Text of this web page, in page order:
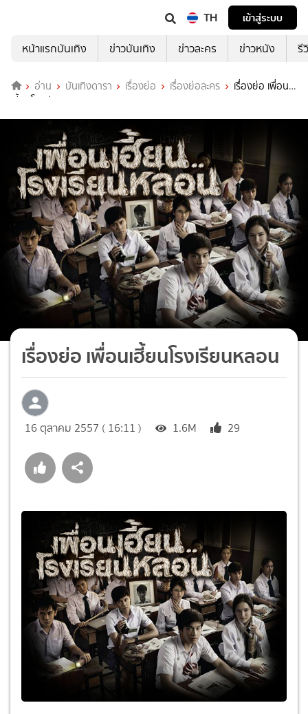
TH
เข้าสู่ระบบ
หน้าแรกบันเทิง
ข่าวบันเทิง ข่าวละคร ข่าวหนัง รี
อ่าน บันเทิงดารา เรื่องย่อ เรื่องย่อละคร
เรื่องย่อ เพื่อน
เฮี้ยนโรงเรียนหลอน
เรื่องย่อ เพื่อนเฮี้ยนโรงเรียนหลอน
16 ตุลาคม 2557 ( 16:11 ) 1.6M 29